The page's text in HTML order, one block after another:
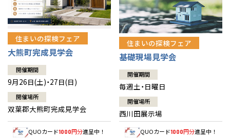
住まいの探検フェア
大熊町完成見学会
開催期間
9月26日(土)・27日(日)
開催場所
双葉郡大熊町完成見学会
QUOカード1000円分進呈中！
住まいの探検フェア
基礎現場見学会
開催期間
毎週土・日曜日
開催場所
西川田展示場
QUOカード1000円分進呈中！